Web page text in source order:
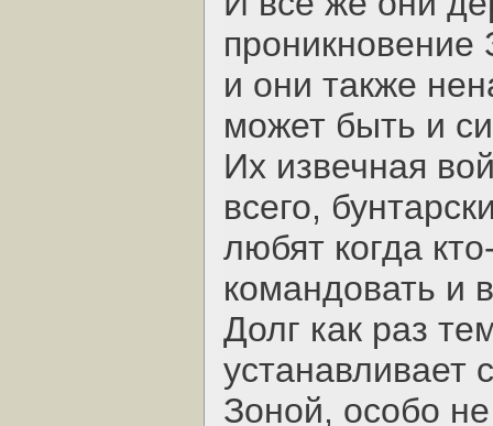
и они также
может быть и
Их извечная
всего,
любят когда
командовать и
Долг как раз
устанавливает
Зоной, особо